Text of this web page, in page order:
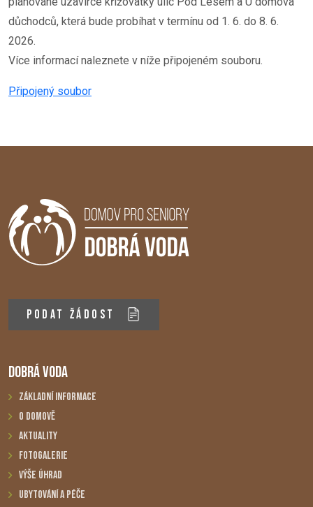
důchodců, která bude probíhat v termínu od 1. 6. do 8. 6.
2026.
Více informací naleznete v níže připojeném souboru.
Připojený soubor
PODAT ŽÁDOST
DOBRÁ VODA
Základní informace
O domově
Aktuality
Fotogalerie
Výše úhrad
Ubytování a péče